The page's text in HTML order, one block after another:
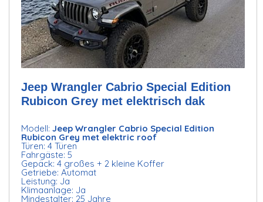
Jeep Wrangler Cabrio Special Edition
Rubicon Grey met elektrisch dak
Modell:Jeep Wrangler Cabrio Special Edition
Rubicon Grey met elektric roof
Türen: 4 Türen
Fahrgäste: 5
Gepäck: 4 großes + 2 kleine Koffer
Getriebe: Automat
Leistung: Ja
Klimaanlage: Ja
Mindestalter: 25 Jahre